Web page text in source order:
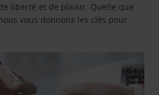
liberté et de plaisir. Quelle que
vous donnons les clés pour